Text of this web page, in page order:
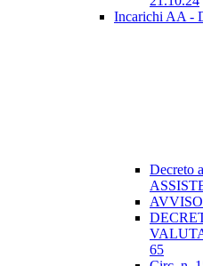
Incarichi AA -
Decreto
65